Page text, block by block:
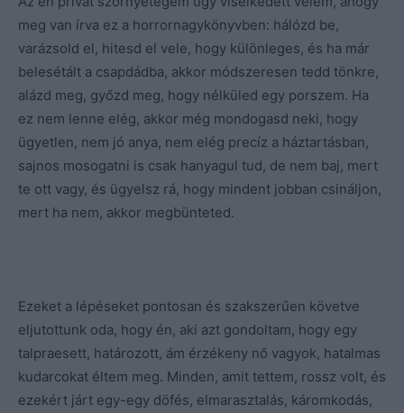
meg van írva ez a horrornagykönyvben: hálózd be,
varázsold el, hitesd el vele, hogy különleges, és ha már
belesétált a csapdádba, akkor módszeresen tedd tönkre,
alázd meg, győzd meg, hogy nélküled egy porszem. Ha
ez nem lenne elég, akkor még mondogasd neki, hogy
ügyetlen, nem jó anya, nem elég precíz a háztartásban,
sajnos mosogatni is csak hanyagul tud, de nem baj, mert
te ott vagy, és ügyelsz rá, hogy mindent jobban csináljon,
mert ha nem, akkor megbünteted.
Ezeket a lépéseket pontosan és szakszerűen követve
eljutottunk oda, hogy én, aki azt gondoltam, hogy egy
talpraesett, határozott, ám érzékeny nő vagyok, hatalmas
kudarcokat éltem meg. Minden, amit tettem, rossz volt, és
ezekért járt egy-egy döfés, elmarasztalás, káromkodás,